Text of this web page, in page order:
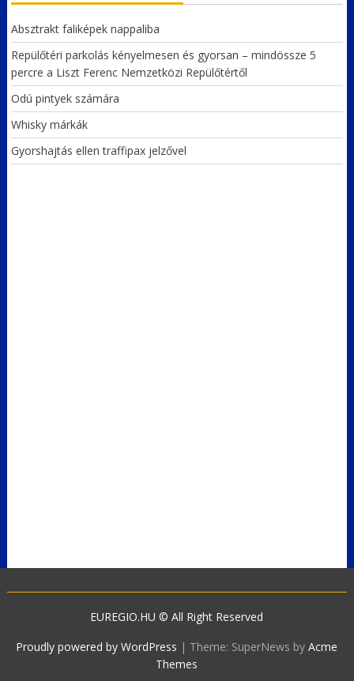
Absztrakt faliképek nappaliba
Repülőtéri parkolás kényelmesen és gyorsan – mindössze 5
percre a Liszt Ferenc Nemzetközi Repülőtértől
Odú pintyek számára
Whisky márkák
Gyorshajtás ellen traffipax jelzővel
EUREGIO.HU © All Right Reserved
Proudly powered by WordPress | Theme: SuperNews byAcme
Themes